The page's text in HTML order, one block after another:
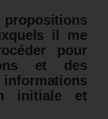
il me
pour
et des
initiale et